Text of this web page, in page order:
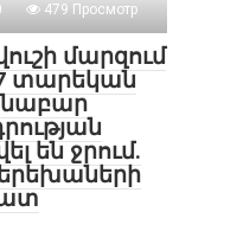
479 Просмотр
մարզում
տարեկան
են ջրում.